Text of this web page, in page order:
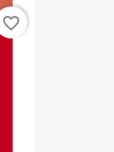
favorite_border